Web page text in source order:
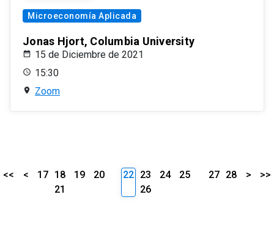
Microeconomía Aplicada
Jonas Hjort, Columbia University
15 de Diciembre de 2021
15:30
Zoom
<< < 17 18 19
20
21
22 23 24
25
26
27 28 > >>